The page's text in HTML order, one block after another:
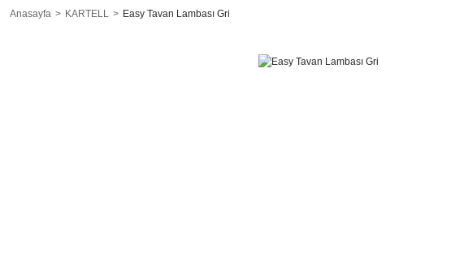
Anasayfa KARTELL Easy Tavan Lambası Gri